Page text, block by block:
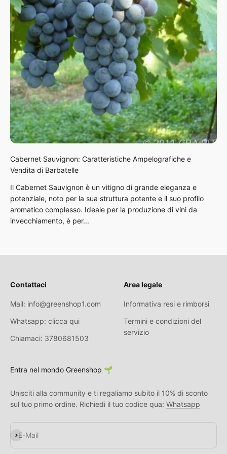
Cabernet Sauvignon: Caratteristiche Ampelografiche e
Vendita di Barbatelle
Il Cabernet Sauvignon è un vitigno di grande eleganza e
potenziale, noto per la sua struttura potente e il suo profilo
aromatico complesso. Ideale per la produzione di vini da
invecchiamento, è per...
Contattaci
Mail: info@greenshop1.com
Whatsapp: clicca qui
Chiamaci: 3780681503
Area legale
Informativa resi e rimborsi
Termini e condizioni del
servizio
Entra nel mondo Greenshop 🌱
Unisciti alla community e ti regaliamo subito il 10% di sconto
sul tuo primo ordine. Richiedi il tuo codice qua: Whatsapp
E-Mail
Abonnieren